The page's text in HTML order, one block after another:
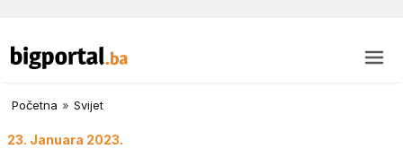
Početna » Svijet
23. Januara 2023.